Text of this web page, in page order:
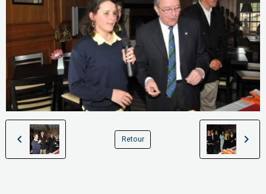
Retour